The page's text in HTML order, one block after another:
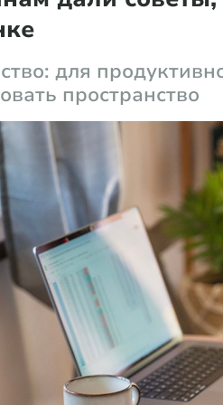
для
пространство